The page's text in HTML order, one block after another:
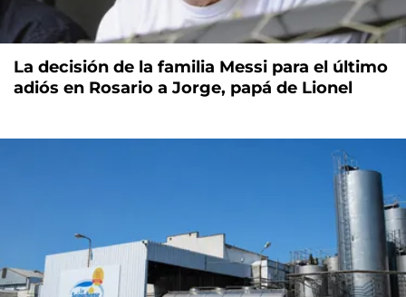
La decisión de la familia Messi para el último
adiós en Rosario a Jorge, papá de Lionel